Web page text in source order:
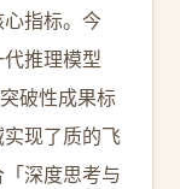
指标。今
推理模型
破性成果标
现了质的飞
深度思考与